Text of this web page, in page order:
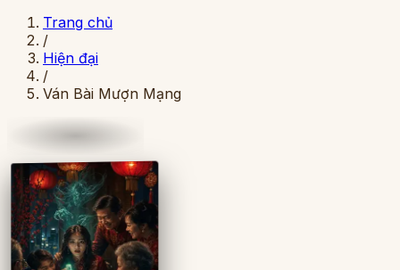
Trang chủ
/
Hiện đại
/
Ván Bài Mượn Mạng